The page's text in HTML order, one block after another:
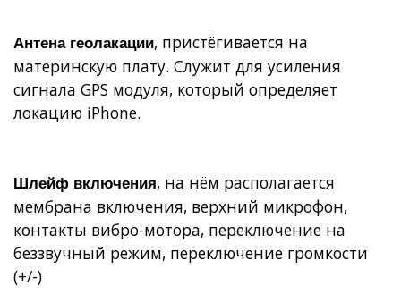
Антена геолакации, пристёгивается на
материнскую плату. Служит для усиления
сигнала GPS модуля, который определяет
локацию iPhone.
Шлейф включения, на нём располагается
мембрана включения, верхний микрофон,
контакты вибро-мотора, переключение на
беззвучный режим, переключение громкости
(+/-)